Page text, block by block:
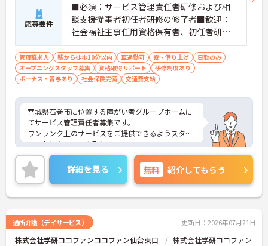
応募要件
■必須：サービス管理責任者研修および相
談支援従事者初任者研修の修了者■歓迎：
社会福祉主事任用資格保有者、初任者研修
（旧ヘルパー2級）、サービス管理責任者の
業務経験
管理職求人 駅から徒歩10分以内 車通勤可 寮・借り上げ
日勤のみ
オープニングスタッフ募集
資格取得サポート
研修制度あり
ボーナス・賞与あり
社会保険完備 交通費支給
宮城県石巻市に位置する障がい者グループホームに
てサービス管理責任者募集です。
ワンランク上のサービスをご提供できるようスタッ
フ一丸となって日々取り組んでいます。
ご興味ある方には、面接対策ポイントなど、さらに
詳細をお話しいたしますのでお気軽にご相談くださ
い！
詳細を見る 無料 紹介してもらう
通所介護（デイサービス） 更新日：2026年07月21日
株式会社学研ココファンココファン仙台東口 株式会社学研ココファン